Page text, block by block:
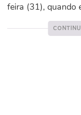
feira (31), quando